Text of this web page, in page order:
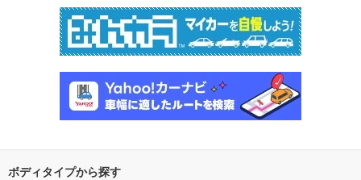
ボディタイプから探す